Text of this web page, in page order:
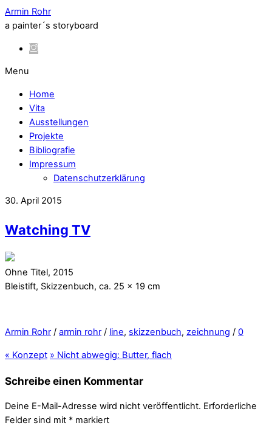
Armin Rohr
a painter´s storyboard
Menu
Home
Vita
Ausstellungen
Projekte
Bibliografie
Impressum
Datenschutzerklärung
30. April 2015
Watching TV
Ohne Titel, 2015
Bleistift, Skizzenbuch, ca. 25 x 19 cm
Armin Rohr / armin rohr / line, skizzenbuch, zeichnung / 0
« Konzept » Nicht abwegig: Butter, flach
Schreibe einen Kommentar
Deine E-Mail-Adresse wird nicht veröffentlicht. Erforderliche
Felder sind mit * markiert